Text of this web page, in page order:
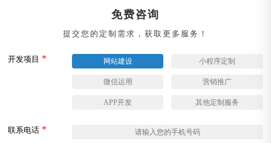
免费咨询
提交您的定制需求，获取更多服务！
开发项目 * 网站建设 小程序定制
微信运用 营销推广
APP开发 其他定制服务
联系电话 *